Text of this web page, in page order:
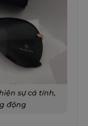
sự cá tính,
động